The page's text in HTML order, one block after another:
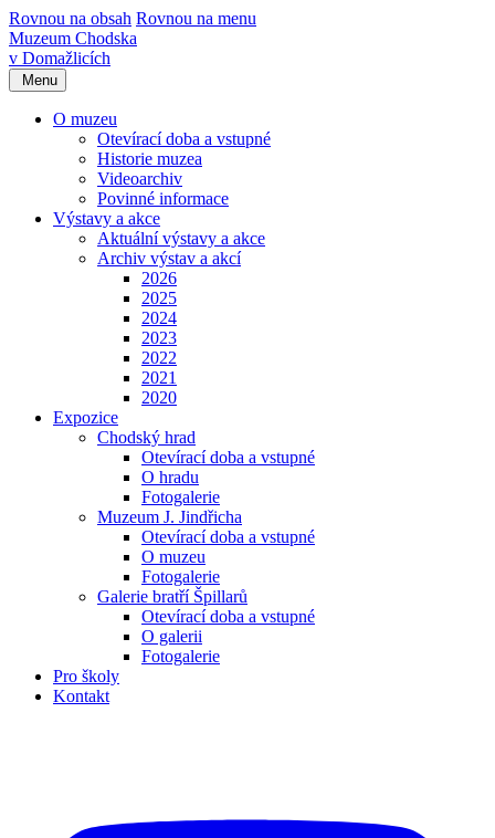
Rovnou na obsah Rovnou na menu
Muzeum Chodska
v Domažlicích
Menu
O muzeu
Otevírací doba a vstupné
Historie muzea
Videoarchiv
Povinné informace
Výstavy a akce
Aktuální výstavy a akce
Archiv výstav a akcí
2026
2025
2024
2023
2022
2021
2020
Expozice
Chodský hrad
Otevírací doba a vstupné
O hradu
Fotogalerie
Muzeum J. Jindřicha
Otevírací doba a vstupné
O muzeu
Fotogalerie
Galerie bratří Špillarů
Otevírací doba a vstupné
O galerii
Fotogalerie
Pro školy
Kontakt